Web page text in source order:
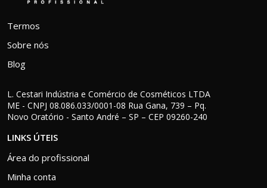
Termos
Sobre nós
Blog
L. Cestari Indústria e Comércio de Cosméticos LTDA
ME - CNPJ 08.086.033/0001-08 Rua Gana, 739 – Pq.
Novo Oratório - Santo André – SP – CEP 09260-240
LINKS ÚTEIS
Área do profissional
Minha conta